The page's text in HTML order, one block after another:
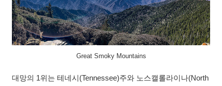
Great Smoky Mountains
대망의 1위는 테네시(Tennessee)주와 노스캘롤라이나(North